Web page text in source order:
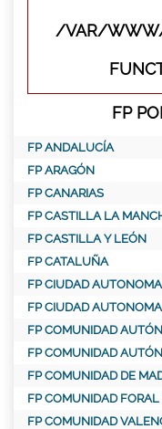
/VAR/WWW/
FP
FP ANDALUCÍA
FP ARAGÓN
FP CANARIAS
FP CASTILLA LA
FP CASTILLA Y LEÓN
FP CATALUÑA
FP CIUDAD
FP CIUDAD
FP COMUNIDAD
FP COMUNIDAD
FP COMUNIDAD DE
FP COMUNIDAD FORAL
FP COMUNIDAD